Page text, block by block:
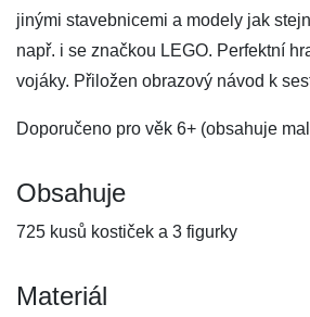
jinými stavebnicemi a modely jak
např. i se značkou LEGO. Perfektní
vojáky. Přiložen obrazový návod k
Doporučeno pro věk 6+ (obsahuje
Obsahuje
725 kusů kostiček a 3 figurky
Materiál